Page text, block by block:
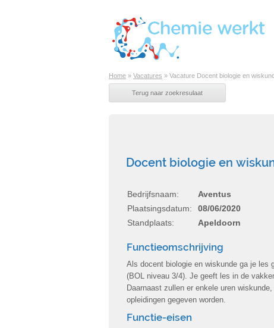
Home » Vacatures » Vacature Docent biologie en
Docent biologie en
Bedrijfsnaam:
Aventus
Plaatsingsdatum:
08/06/2020
Standplaats:
Apeldoorn
Functieomschrijving
Als docent biologie en wiskunde ga je les
(BOL niveau 3/4). Je geeft les in de
Daarnaast zullen er enkele uren
opleidingen gegeven worden.
Functie-eisen